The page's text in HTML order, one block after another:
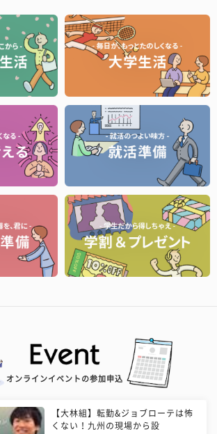
オンラインイベントの参加申込
【大林組】転勤&ジョブローテは怖
くない！九州の現場から設